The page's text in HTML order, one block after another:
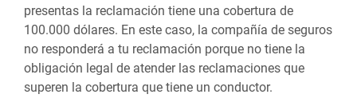
presentas la reclamación tiene una cobertura de
100.000 dólares. En este caso, la compañía de seguros
no responderá a tu reclamación porque no tiene la
obligación legal de atender las reclamaciones que
superen la cobertura que tiene un conductor.